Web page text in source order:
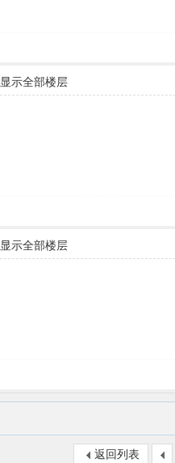
显示全部楼层
显示全部楼层
返回列表